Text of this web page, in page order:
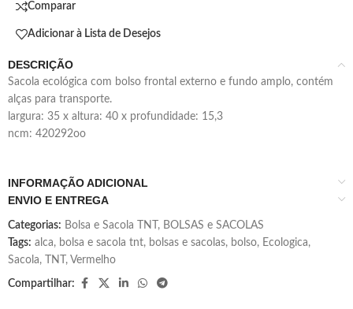
Comparar
Adicionar à Lista de Desejos
DESCRIÇÃO
sacola ecológica com bolso frontal externo e fundo amplo, contém
alças para transporte.
largura: 35 x altura: 40 x profundidade: 15,3
ncm: 420292oo
INFORMAÇÃO ADICIONAL
ENVIO E ENTREGA
Categorias: Bolsa e Sacola TNT , BOLSAS e SACOLAS
Tags: alca, bolsa e sacola tnt, bolsas e sacolas, bolso, Ecologica,
Sacola, TNT , Vermelho
Compartilhar: